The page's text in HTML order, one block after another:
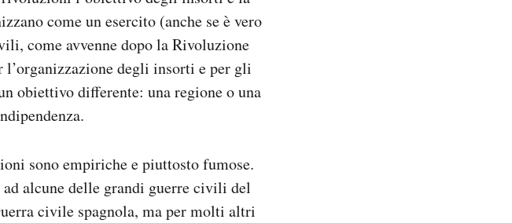
come un esercito (anche se è vero
come avvenne dopo la Rivoluzione
degli insorti e per gli
obiettivo differente: una regione o una
sono empiriche e piuttosto fumose.
alcune delle grandi guerre civili del
civile spagnola, ma per molti altri